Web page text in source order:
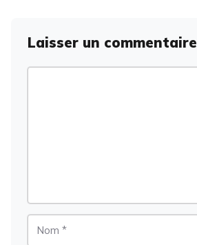
Laisser un commentaire